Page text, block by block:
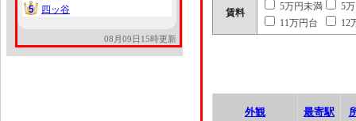
5
5 四ッ谷
08月09日15時更新
賃料
5万円未満
5
11万円台
12
外観 最寄駅